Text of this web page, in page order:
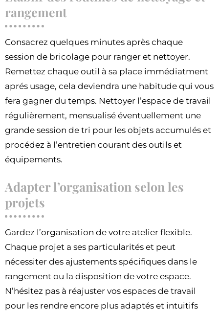
rangement
Consacrez quelques minutes après chaque
session de bricolage pour ranger et nettoyer.
Remettez chaque outil à sa place immédiatment
aprés usage, cela deviendra une habitude qui vous
fera gagner du temps. Nettoyer l’espace de travail
régulièrement, mensualisé éventuellement une
grande session de tri pour les objets accumulés et
procédez à l’entretien courant des outils et
équipements.
Adapter l’organisation selon les
projets
Gardez l’organisation de votre atelier flexible.
Chaque projet a ses particularités et peut
nécessiter des ajustements spécifiques dans le
rangement ou la disposition de votre espace.
N’hésitez pas à réajuster vos espaces de travail
pour les rendre encore plus adaptés et intuitifs